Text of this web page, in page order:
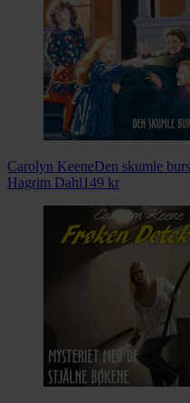
Carolyn KeeneDen skumle
Hagrim Dahl149 kr